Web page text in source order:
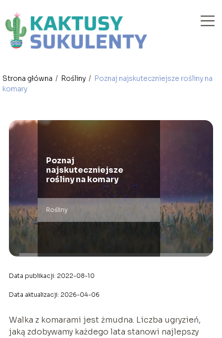
Strona główna / Rośliny / Poznaj najskuteczniejsze rośliny na
komary
Poznaj
najskuteczniejsze
rośliny na komary
Rośliny
Data publikacji: 2022-08-10
Data aktualizacji: 2026-04-06
Walka z komarami jest żmudna. Liczba ugryzień,
jaką zdobywamy każdego lata stanowi najlepszy